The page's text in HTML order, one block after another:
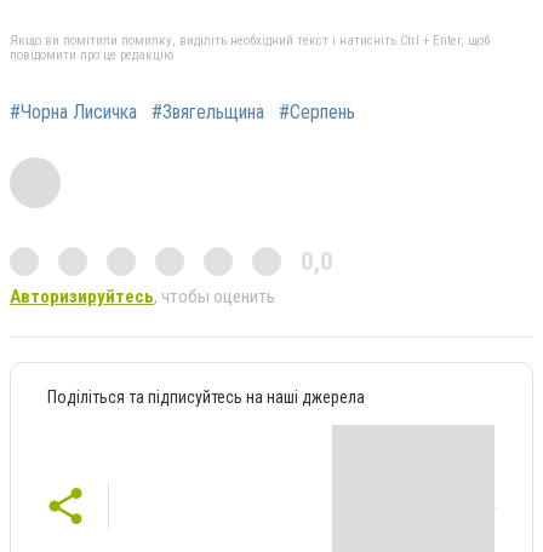
Якщо ви помітили помилку, виділіть необхідний текст і натисніть Ctrl + Enter, щоб
повідомити про це редакцію
#Чорна Лисичка #Звягельщина #Серпень
0,0
Авторизируйтесь, чтобы оценить
Поділіться та підписуйтесь на наші джерела